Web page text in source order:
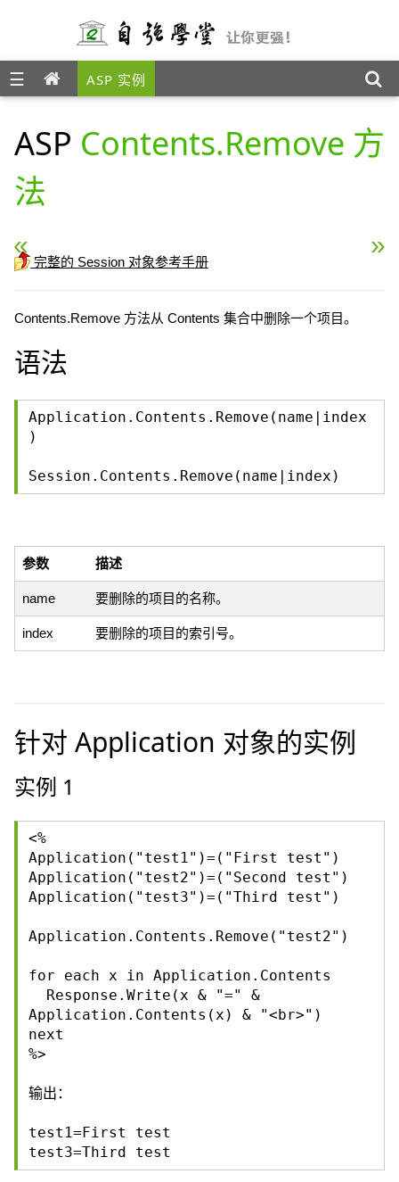
☰ ASP 实例
ASP Contents.Remove 方
法
« ASP Abandon 方法 ASP
完整的 Session 对象参考手册
Contents.Remove 方法从 Contents 集合中删除一个项目。
语法
Application.Contents.Remove(name|index
)
Session.Contents.Remove(name|index)
参数 描述
name 要删除的项目的名称。
index 要删除的项目的索引号。
针对 Application 对象的实例
实例 1
<%
Application("test1")=("First test")
Application("test2")=("Second test")
Application("test3")=("Third test")
Application.Contents.Remove("test2")
for each x in Application.Contents
Response.Write(x & "=" &
Application.Contents(x) & "<br>")
next
%>
输出：
test1=First test
test3=Third test